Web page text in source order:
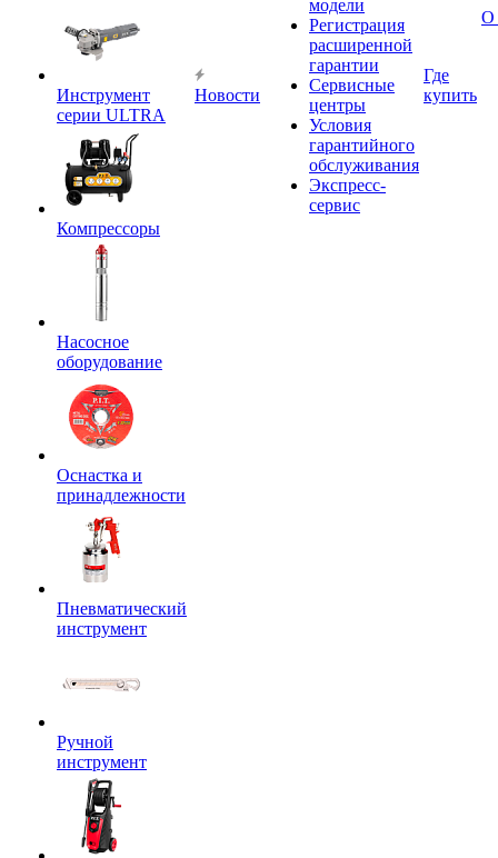
Инструмент
серии ULTRA
Компрессоры
Насосное
оборудование
Оснастка и
принадлежности
Пневматический
инструмент
Ручной
инструмент
Новости
модели
Регистрация
расширенной
гарантии
Сервисные
центры
Условия
гарантийного
обслуживания
Экспресс-
сервис
Где
купить
О